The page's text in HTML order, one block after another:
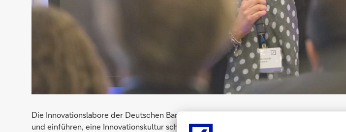
Die Innovationslabore der Deutschen Bank verfolgen drei Kernziele: neue Technologien
und einführen, eine Innovationskultur schaffen und einen Beitrag zur digitalen Strategie